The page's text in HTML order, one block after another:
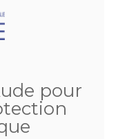
pour